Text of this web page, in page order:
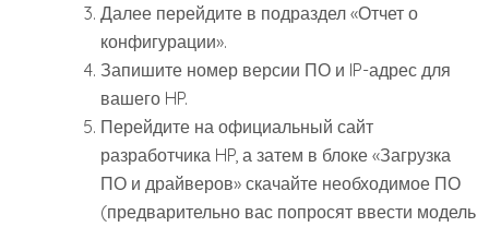
Далее перейдите в подраздел «Отчет о
конфигурации».
Запишите номер версии ПО и IP-адрес для
вашего HP.
Перейдите на официальный сайт
разработчика HP, а затем в блоке «Загрузка
ПО и драйверов» скачайте необходимое ПО
(предварительно вас попросят ввести модель